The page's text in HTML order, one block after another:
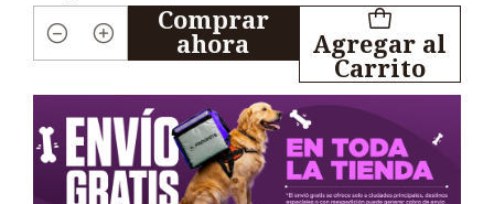
Cantidad
Agregar al
Carrito
Comprar
ahora